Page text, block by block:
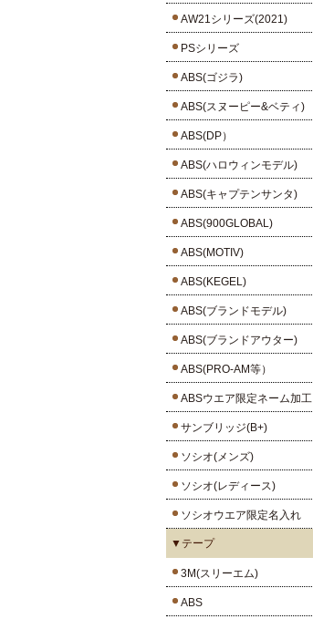
AW21シリーズ(2021)
PSシリーズ
ABS(ゴジラ)
ABS(スヌーピー&ベティ)
ABS(DP）
ABS(ハロウィンモデル)
ABS(キャプテンサンタ)
ABS(900GLOBAL)
ABS(MOTIV)
ABS(KEGEL)
ABS(ブランドモデル)
ABS(ブランドアウター)
ABS(PRO-AM等）
ABSウエア限定ネーム加工
サンブリッジ(B+)
ソシオ(メンズ)
ソシオ(レディース)
ソシオウエア限定名入れ
▼テープ
3M(スリーエム)
ABS